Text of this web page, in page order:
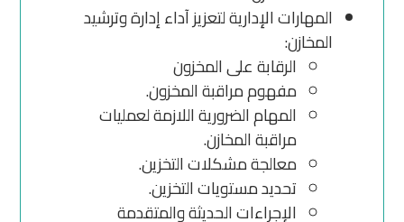
المهارات الإدارية لتعزيز آداء إدارة وترشيد
المخازن:
الرقابة على المخزون
مفهوم مراقبة المخزون.
المهام الضرورية اللازمة لعمليات
مراقبة المخازن.
معالجة مشكلات التخزين.
تحديد مستويات التخزين.
الإجراءات الحديثة والمتقدمة